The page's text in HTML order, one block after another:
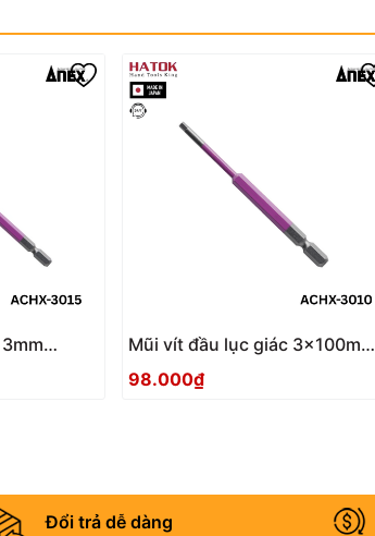
Mũi vít đầu lục giác 3x100mm
ACHX-3010 Anex
98.000₫
Đổi trả dễ dàng